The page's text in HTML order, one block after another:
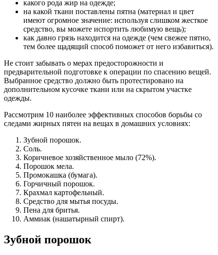
какого рода жир на одежде;
на какой ткани поставлены пятна (материал и цвет
имеют огромное значение: используя слишком жесткое
средство, вы можете испортить любимую вещь);
как давно грязь находится на одежде (чем свежее пятно,
тем более щадящий способ поможет от него избавиться).
Не стоит забывать о мерах предосторожности и
предварительной подготовке к операции по спасению вещей.
Выбранное средство должно быть протестировано на
дополнительном кусочке ткани или на скрытом участке
одежды.
Рассмотрим 10 наиболее эффективных способов борьбы со
следами жирных пятен на вещах в домашних условиях:
Зубной порошок.
Соль.
Коричневое хозяйственное мыло (72%).
Порошок мела.
Промокашка (бумага).
Горчичный порошок.
Крахмал картофельный.
Средство для мытья посуды.
Пена для бритья.
Аммиак (нашатырный спирт).
Зубной порошок